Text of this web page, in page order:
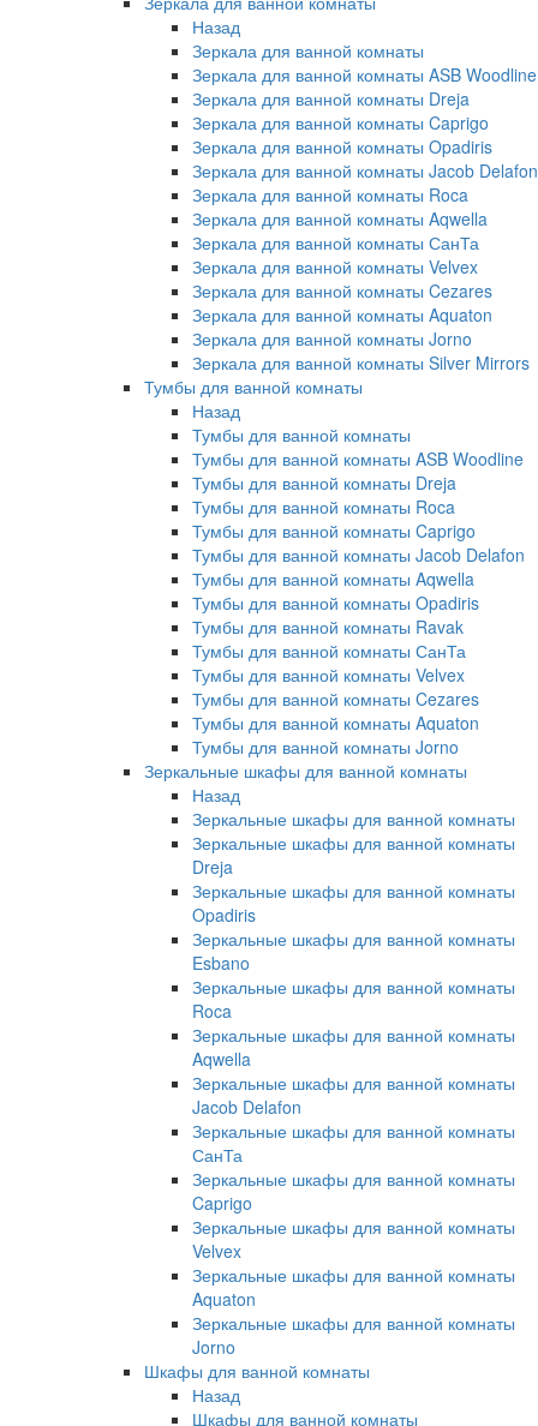
Назад
Зеркала для ванной комнаты
Зеркала для ванной комнаты ASB Woodline
Зеркала для ванной комнаты Dreja
Зеркала для ванной комнаты Caprigo
Зеркала для ванной комнаты Opadiris
Зеркала для ванной комнаты Jacob Delafon
Зеркала для ванной комнаты Roca
Зеркала для ванной комнаты Aqwella
Зеркала для ванной комнаты СанТа
Зеркала для ванной комнаты Velvex
Зеркала для ванной комнаты Cezares
Зеркала для ванной комнаты Aquaton
Зеркала для ванной комнаты Jorno
Зеркала для ванной комнаты Silver Mirrors
Тумбы для ванной комнаты
Назад
Тумбы для ванной комнаты
Тумбы для ванной комнаты ASB Woodline
Тумбы для ванной комнаты Dreja
Тумбы для ванной комнаты Roca
Тумбы для ванной комнаты Caprigo
Тумбы для ванной комнаты Jacob Delafon
Тумбы для ванной комнаты Aqwella
Тумбы для ванной комнаты Opadiris
Тумбы для ванной комнаты Ravak
Тумбы для ванной комнаты СанТа
Тумбы для ванной комнаты Velvex
Тумбы для ванной комнаты Cezares
Тумбы для ванной комнаты Aquaton
Тумбы для ванной комнаты Jorno
Зеркальные шкафы для ванной комнаты
Назад
Зеркальные шкафы для ванной комнаты
Зеркальные шкафы для ванной комнаты
Dreja
Зеркальные шкафы для ванной комнаты
Opadiris
Зеркальные шкафы для ванной комнаты
Esbano
Зеркальные шкафы для ванной комнаты
Roca
Зеркальные шкафы для ванной комнаты
Aqwella
Зеркальные шкафы для ванной комнаты
Jacob Delafon
Зеркальные шкафы для ванной комнаты
СанТа
Зеркальные шкафы для ванной комнаты
Caprigo
Зеркальные шкафы для ванной комнаты
Velvex
Зеркальные шкафы для ванной комнаты
Aquaton
Зеркальные шкафы для ванной комнаты
Jorno
Шкафы для ванной комнаты
Назад
Шкафы для ванной комнаты